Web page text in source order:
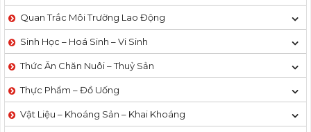
Quan Trắc Môi Trường Lao Động
Sinh Học – Hoá Sinh – Vi Sinh
Thức Ăn Chăn Nuôi – Thuỷ Sản
Thực Phẩm – Đồ Uống
Vật Liệu – Khoáng Sản – Khai Khoáng